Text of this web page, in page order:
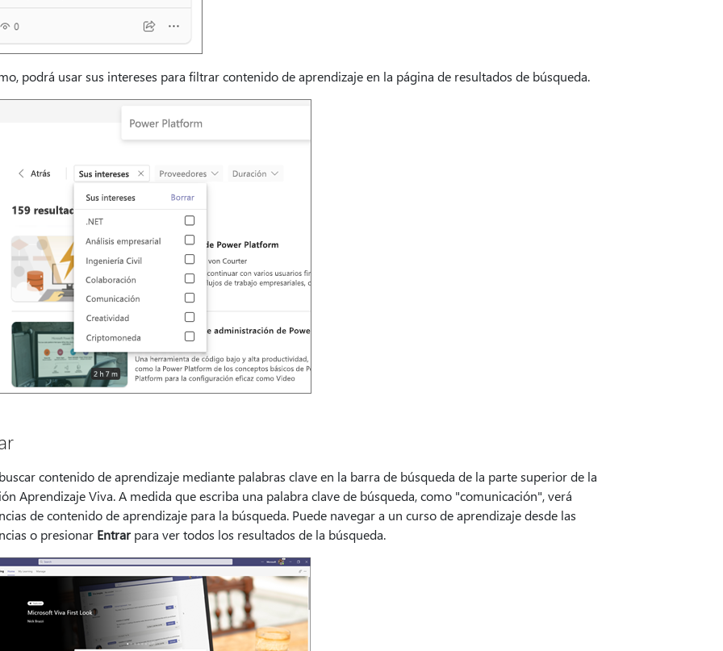
podrá usar sus intereses para filtrar contenido de aprendizaje en la página de resultados de búsqueda.
contenido de aprendizaje mediante palabras clave en la barra de búsqueda de la parte superior de la
Aprendizaje Viva. A medida que escriba una palabra clave de búsqueda, como "comunicación", verá
de contenido de aprendizaje para la búsqueda. Puede navegar a un curso de aprendizaje desde las
o presionar Entrarpara ver todos los resultados de la búsqueda.